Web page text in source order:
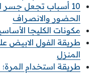
10 أسباب تجعل جسر
الحضور والانصراف
مكونات الكليجا
طريقة الفول الابيض
المنزل
طريقة استخدام